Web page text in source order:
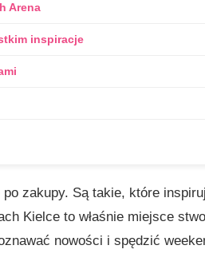
Arena
inspiracje
zakupy. Są takie, które
Kielce to właśnie miejsce
nowości i spędzić